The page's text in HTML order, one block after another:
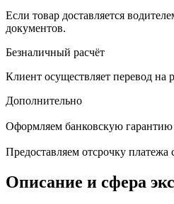
Если товар доставляется
документов.
Безналичный расчёт
Клиент осуществляет перевод на
Дополнительно
Оформляем банковскую гарантию
Предоставляем отсрочку
Описание и сфера